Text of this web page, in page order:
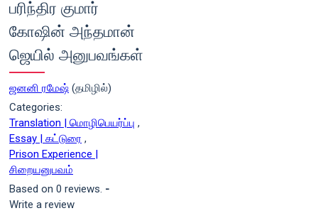
பரிந்திர குமார்
கோஷின் அந்தமான்
ஜெயில் அனுபவங்கள்
ஜனனி ரமேஷ் (தமிழில்)
Categories:
Translation | மொழிபெயர்ப்பு ,
Essay | கட்டுரை ,
Prison Experience |
சிறையனுபவம்
Based on 0 reviews. -
Write a review